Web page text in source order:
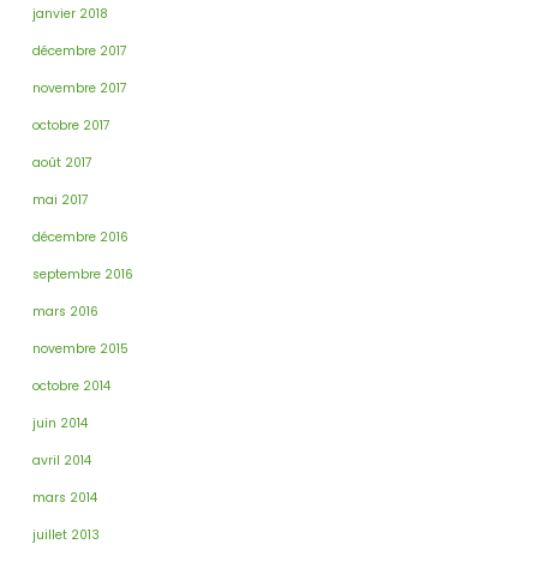
janvier 2018
décembre 2017
novembre 2017
octobre 2017
août 2017
mai 2017
décembre 2016
septembre 2016
mars 2016
novembre 2015
octobre 2014
juin 2014
avril 2014
mars 2014
juillet 2013